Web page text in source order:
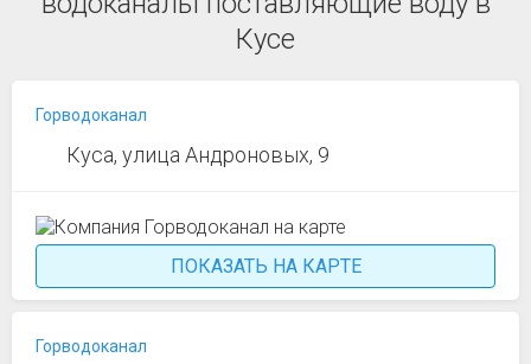
Кусе
Горводоканал
Куса, улица Андроновых, 9
ПОКАЗАТЬ НА КАРТЕ
Горводоканал